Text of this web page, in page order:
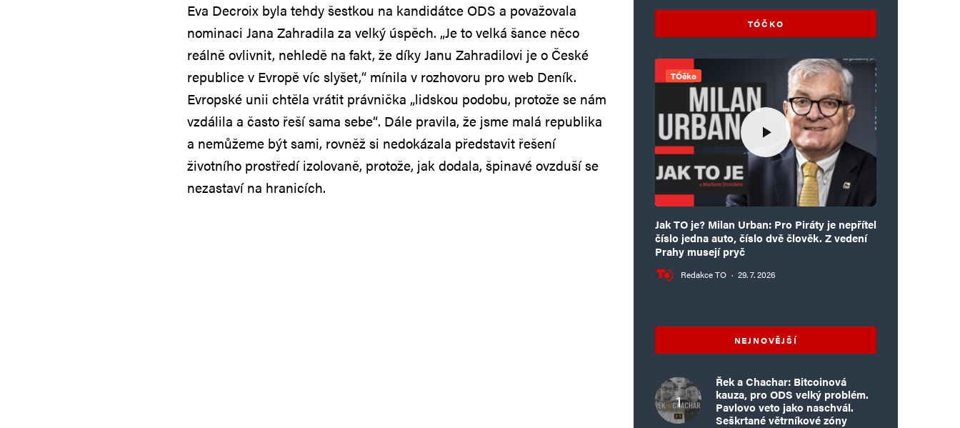
Eva Decroix byla tehdy šestkou na kandidátce ODS a považovala
nominaci Jana Zahradila za velký úspěch. „Je to velká šance něco
reálně ovlivnit, nehledě na fakt, že díky Janu Zahradilovi je o České
republice v Evropě víc slyšet,“ mínila v rozhovoru pro web Deník.
Evropské unii chtěla vrátit právnička „lidskou podobu, protože se nám
vzdálila a často řeší sama sebe“. Dále pravila, že jsme malá republika
a nemůžeme být sami, rovněž si nedokázala představit řešení
životního prostředí izolovaně, protože, jak dodala, špinavé ovzduší se
nezastaví na hranicích.
TÓČKO
TÓčko
Jak TO je? Milan Urban: Pro Piráty je nepřítel
číslo jedna auto, číslo dvě člověk. Z vedení
Prahy musejí pryč
Redakce TO · 29. 7. 2026
NEJNOVĚJŠÍ
Řek a Chachar: Bitcoinová
kauza, pro ODS velký problém.
Pavlovo veto jako naschvál.
Seškrtané větrníkové zóny